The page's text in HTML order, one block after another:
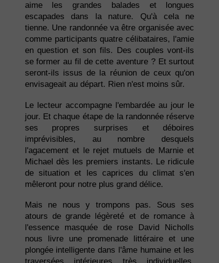
aime les grandes balades et longues
escapades dans la nature. Qu'à cela ne
tienne. Une randonnée va être organisée avec
comme participants quatre célibataires, l'amie
en question et son fils. Des couples vont-ils
se former au fil de cette aventure ? Et surtout
seront-ils issus de la réunion de ceux qu'on
envisageait au départ. Rien n'est moins sûr.
Le lecteur accompagne l'embardée au jour le
jour. Et chaque étape de la randonnée réserve
ses propres surprises et déboires
imprévisibles, au nombre desquels
l'agacement et le rejet mutuels de Marnie et
Michael dès les premiers instants. Le ridicule
de situation et les caprices du climat s'en
mêleront pour notre plus grand délice.
Mais ne nous y trompons pas. Sous ses
atours de grande légèreté et de romance à
l'essence masquée de rose David Nicholls
nous livre une promenade littéraire et une
plongée intelligente dans l'âme humaine et les